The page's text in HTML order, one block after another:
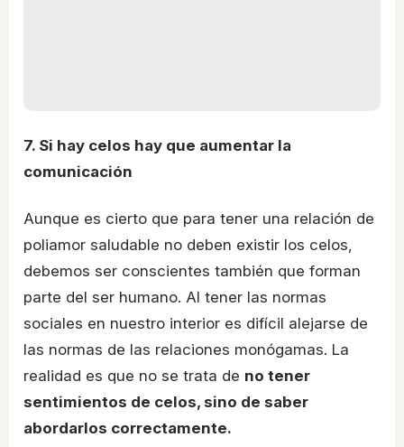
7. Si hay celos hay que aumentar la
comunicación
Aunque es cierto que para tener una relación de
poliamor saludable no deben existir los celos,
debemos ser conscientes también que forman
parte del ser humano. Al tener las normas
sociales en nuestro interior es difícil alejarse de
las normas de las relaciones monógamas. La
realidad es que no se trata de no tener
sentimientos de celos, sino de saber
abordarlos correctamente.